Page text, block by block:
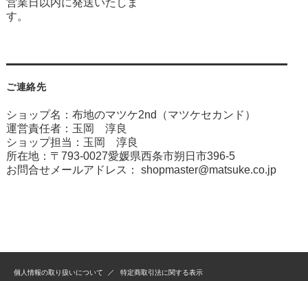
す。
ご連絡先
ショップ名：布地のマツケ2nd（マツケセカンド）
運営責任者：玉岡 淳良
ショップ担当：玉岡 淳良
所在地：〒793-0027愛媛県西条市朔日市396-5
お問合せメールアドレス： shopmaster@matsuke.co.jp
個人情報の取り扱いについて 特定商取引法に関する表示